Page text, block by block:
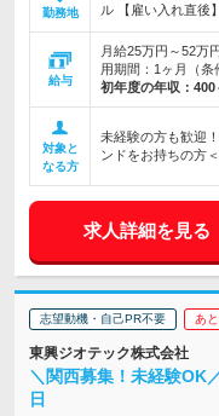
勤務地
ル 【雇い入れ直後
給与
月給25万円～52
用期間：1ヶ月（条
初年度の年収： 400
対象と
なる方
未経験の方も歓迎
ンドをお持ちの方
求人詳細を見る
志望動機・自己PR不要 あ
東興ジオテック株式会社
＼関西募集！未経験OK
日